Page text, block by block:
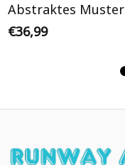
Abstraktes Muster
Streetwear
€36,99